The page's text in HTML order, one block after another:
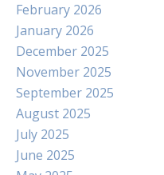
February 2026
January 2026
December 2025
November 2025
September 2025
August 2025
July 2025
June 2025